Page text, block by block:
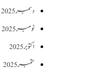
دسمبر 2025
نومبر 2025
اکتوبر 2025
ستمبر 2025